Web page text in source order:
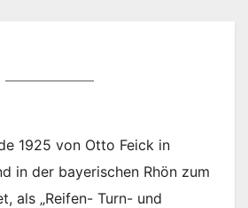
1925 von Otto Feick in
in der bayerischen Rhön zum
als „Reifen- Turn- und